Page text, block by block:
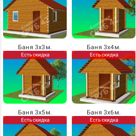
Баня 3х3м.
Есть скидка
Баня 3х4м.
Есть скидка
Баня 3х5м.
Есть скидка
Баня 3х6м.
Есть скидка